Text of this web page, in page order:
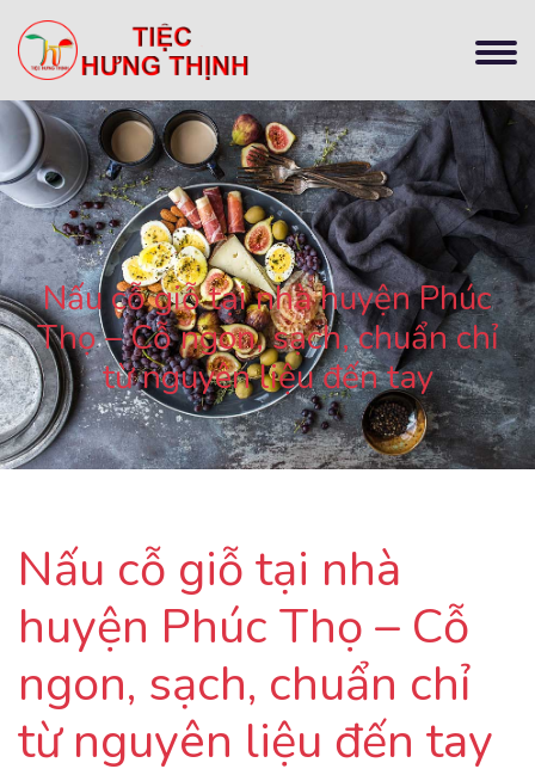
Nấu cỗ giỗ tại nhà huyện Phúc
Thọ – Cỗ ngon, sạch, chuẩn chỉ
từ nguyên liệu đến tay
Nấu cỗ giỗ tại nhà
huyện Phúc Thọ – Cỗ
ngon, sạch, chuẩn chỉ
từ nguyên liệu đến tay